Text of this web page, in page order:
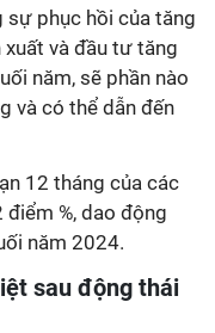
sự phục hồi của tăng
và đầu tư tăng
năm, sẽ phần nào
và có thể dẫn đến
12 tháng của các
%, dao động
năm 2024.
sau động thái